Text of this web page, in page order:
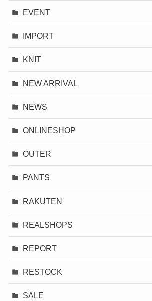
EVENT
IMPORT
KNIT
NEW ARRIVAL
NEWS
ONLINESHOP
OUTER
PANTS
RAKUTEN
REALSHOPS
REPORT
RESTOCK
SALE